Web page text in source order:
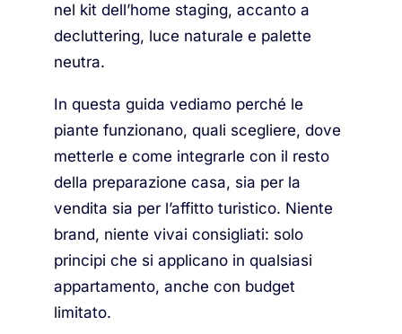
nel kit dell’home staging, accanto a
decluttering, luce naturale e palette
neutra.
In questa guida vediamo perché le
piante funzionano, quali scegliere, dove
metterle e come integrarle con il resto
della preparazione casa, sia per la
vendita sia per l’affitto turistico. Niente
brand, niente vivai consigliati: solo
principi che si applicano in qualsiasi
appartamento, anche con budget
limitato.